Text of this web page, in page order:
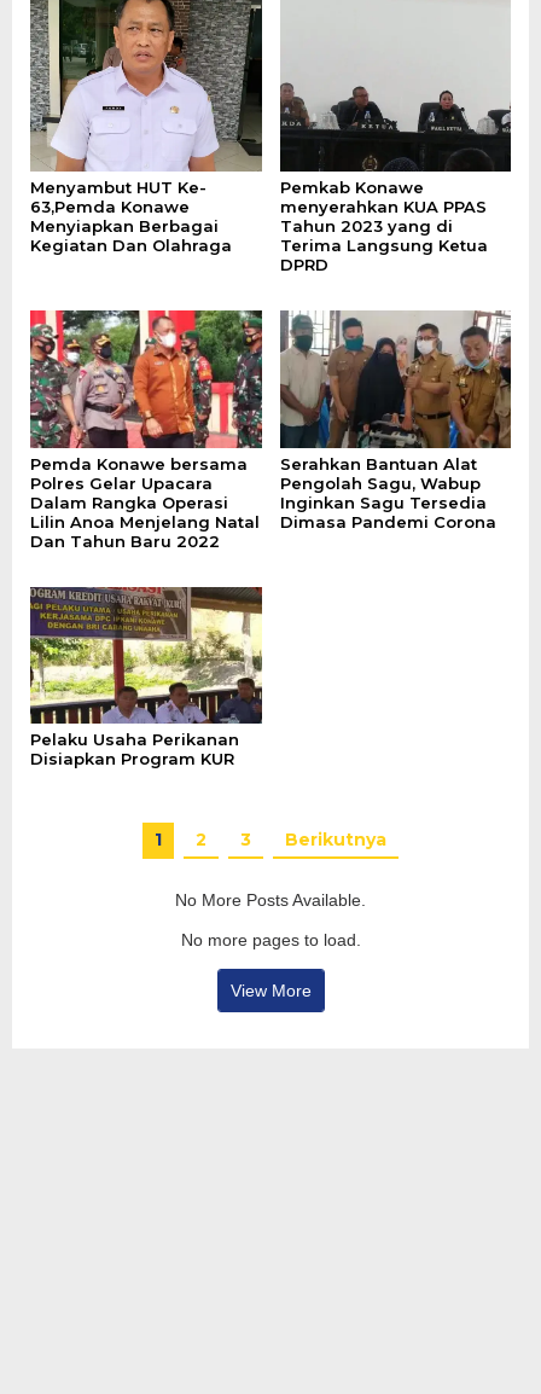
Menyambut HUT Ke-
63,Pemda Konawe
Menyiapkan Berbagai
Kegiatan Dan Olahraga
Pemkab Konawe
menyerahkan KUA PPAS
Tahun 2023 yang di
Terima Langsung Ketua
DPRD
Pemda Konawe bersama
Polres Gelar Upacara
Dalam Rangka Operasi
Lilin Anoa Menjelang Natal
Dan Tahun Baru 2022
Serahkan Bantuan Alat
Pengolah Sagu, Wabup
Inginkan Sagu Tersedia
Dimasa Pandemi Corona
Pelaku Usaha Perikanan
Disiapkan Program KUR
1 2 3 Berikutnya
No More Posts Available.
No more pages to load.
View More